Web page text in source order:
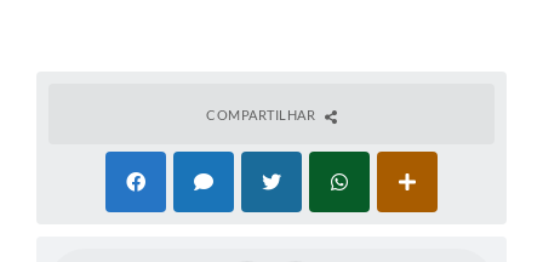
COMPARTILHAR